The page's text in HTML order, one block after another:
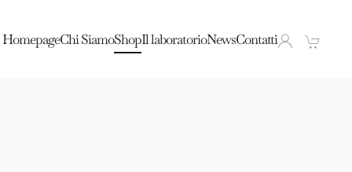
HomepageChi SiamoShopIl laboratorioNewsContatti